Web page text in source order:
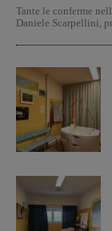
Tante le conferme
Daniele Scarpellini,